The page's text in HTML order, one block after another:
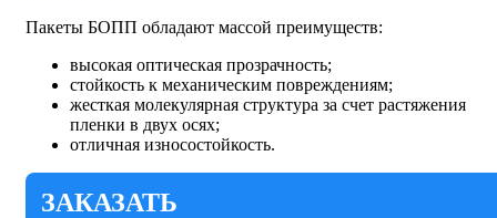
Пакеты БОПП обладают массой преимуществ:
высокая оптическая прозрачность;
стойкость к механическим повреждениям;
жесткая молекулярная структура за счет растяжения
пленки в двух осях;
отличная износостойкость.
ЗАКАЗАТЬ